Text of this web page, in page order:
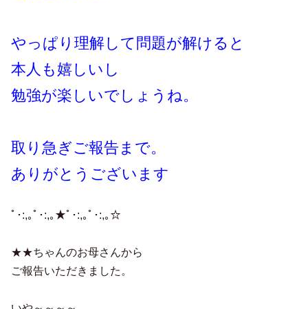
やっぱり理解して問題が解けると
本人も嬉しいし
勉強が楽しいでしょうね。
取り急ぎご報告まで。
ありがとうございます
ﾟ･:,｡ﾟ･:,｡★ﾟ･:,｡ﾟ･:,｡☆
★★ちゃんのお母さんから
ご報告いただきました。